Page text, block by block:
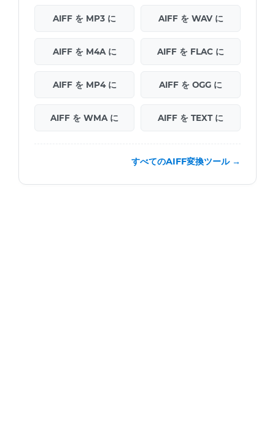
AIFF を MP3 に AIFF を WAV に
AIFF を M4A に AIFF を FLAC に
AIFF を MP4 に AIFF を OGG に
AIFF を WMA に AIFF を TEXT に
すべてのAIFF変換ツール →